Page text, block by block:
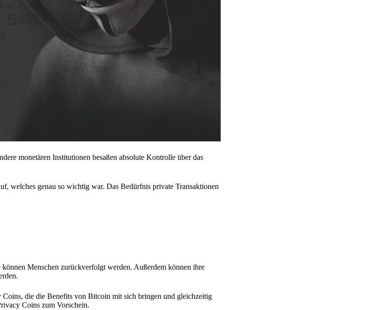
monetären Institutionen besaßen absolute Kontrolle über das
welches genau so wichtig war. Das Bedürfnis private Transaktionen
Menschen zurückverfolgt werden. Außerdem können ihre
die die Benefits von Bitcoin mit sich bringen und gleichzeitig
Coins zum Vorschein.